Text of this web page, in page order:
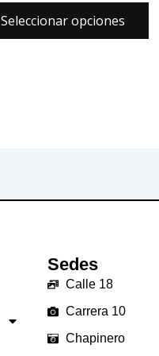
Seleccionar opciones
Sedes
Calle 18
Carrera 10
Chapinero